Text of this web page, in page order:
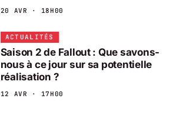
20 AVR · 18H00
ACTUALITÉS
Saison 2 de Fallout : Que savons-
nous à ce jour sur sa potentielle
réalisation ?
12 AVR · 17H00